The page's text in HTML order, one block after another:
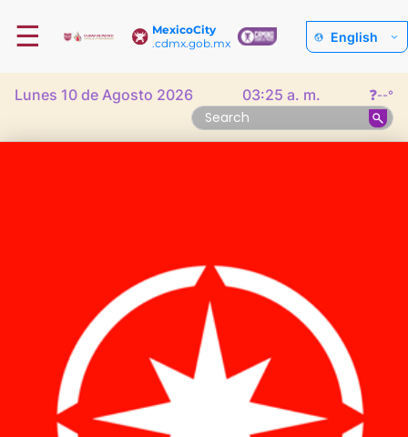
MexicoCity
.cdmx.gob.mx
☰ English
Lunes 10 de Agosto 2026 03:25 a. m. ❓--°